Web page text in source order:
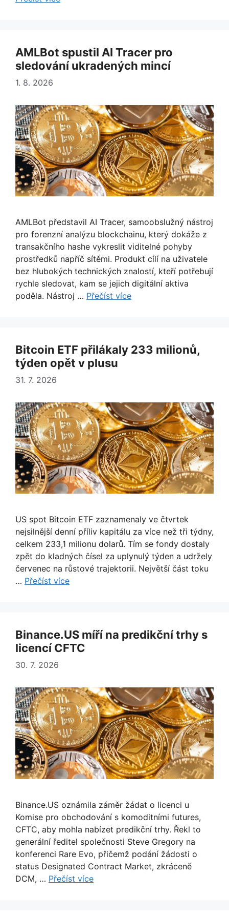
AMLBot spustil AI Tracer pro
sledování ukradených mincí
1. 8. 2026
AMLBot představil AI Tracer, samoobslužný nástroj
pro forenzní analýzu blockchainu, který dokáže z
transakčního hashe vykreslit viditelné pohyby
prostředků napříč sítěmi. Produkt cílí na uživatele
bez hlubokých technických znalostí, kteří potřebují
rychle sledovat, kam se jejich digitální aktiva
poděla. Nástroj … Přečíst více
Bitcoin ETF přilákaly 233 milionů,
týden opět v plusu
31. 7. 2026
US spot Bitcoin ETF zaznamenaly ve čtvrtek
nejsilnější denní příliv kapitálu za více než tři týdny,
celkem 233,1 milionu dolarů. Tím se fondy dostaly
zpět do kladných čísel za uplynulý týden a udržely
červenec na růstové trajektorii. Největší část toku
… Přečíst více
Binance.US míří na predikční trhy s
licencí CFTC
30. 7. 2026
Binance.US oznámila záměr žádat o licenci u
Komise pro obchodování s komoditními futures,
CFTC, aby mohla nabízet predikční trhy. Řekl to
generální ředitel společnosti Steve Gregory na
konferenci Rare Evo, přičemž podání žádosti o
status Designated Contract Market, zkráceně
DCM, … Přečíst více